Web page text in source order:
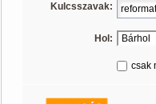
Kulcsszavak:
Hol:
csak